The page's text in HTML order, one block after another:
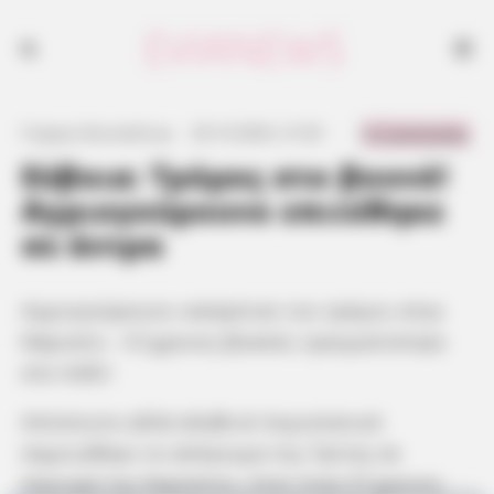
Εύβοια: Τρόμος στο βουνό!
Αγριογούρουνο επιτέθηκε
σε άντρα
περιοχή της Καρύστου, όταν ένας 61χρονος